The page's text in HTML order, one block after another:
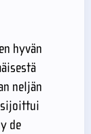
hyvän
neljän
sijoittui
de